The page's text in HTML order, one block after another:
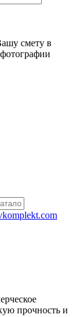
смету в
прочность и